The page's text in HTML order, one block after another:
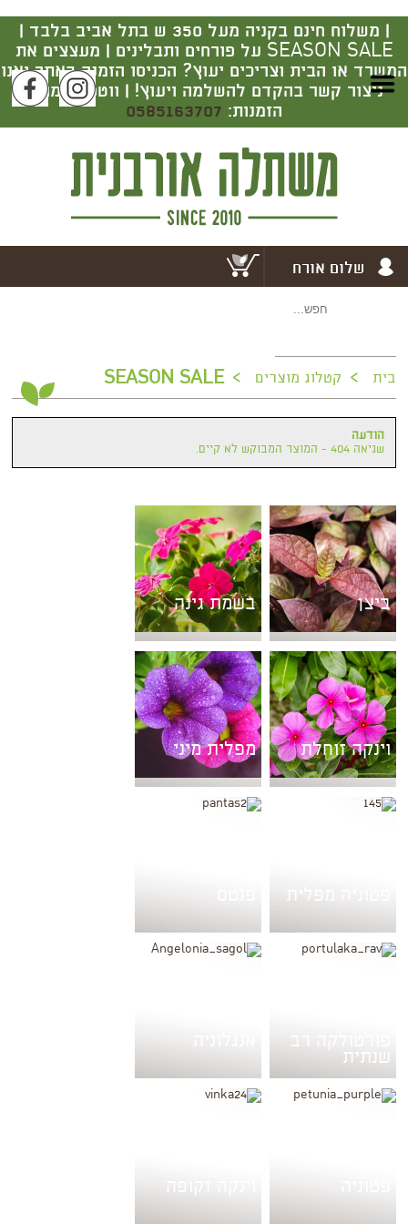
משלוח חינם בקניה מעל 350 ש בתל אביב בלבד |
SEASON SALE על פורחים ותבלינים | מעצצים את
המשרד או הבית וצריכים יעוץ? הכניסו הזמנה באתר ואנו
ניצור קשר בהקדם להשלמה ויעוץ! | ווטסאפ מרכז
הזמנות: 0585163707
שלום אורח
בית > קטלוג מוצרים >
SEASON SALE
הודעה
שגיאה 404 - המוצר המבוקש לא קיים.
ביצן בשמת גינה
וינקה זוחלת מפלית מיני
פטוניה מפלית
פורטולקה רב
שנתית
וינקה זקופה